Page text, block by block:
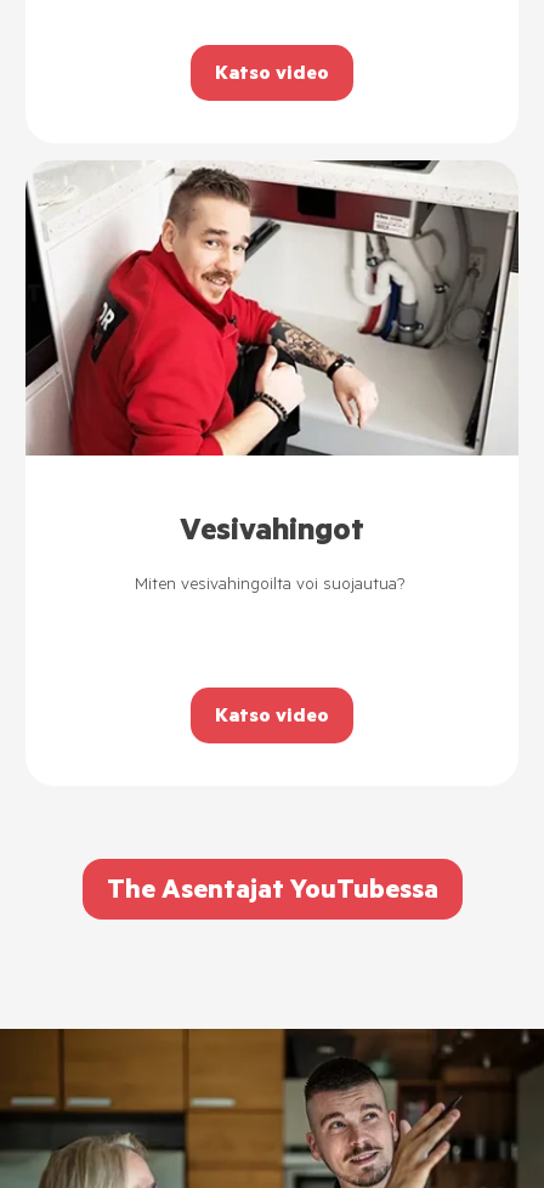
Katso video
Vesivahingot
Miten vesivahingoilta voi suojautua?
Katso video
The Asentajat YouTubessa